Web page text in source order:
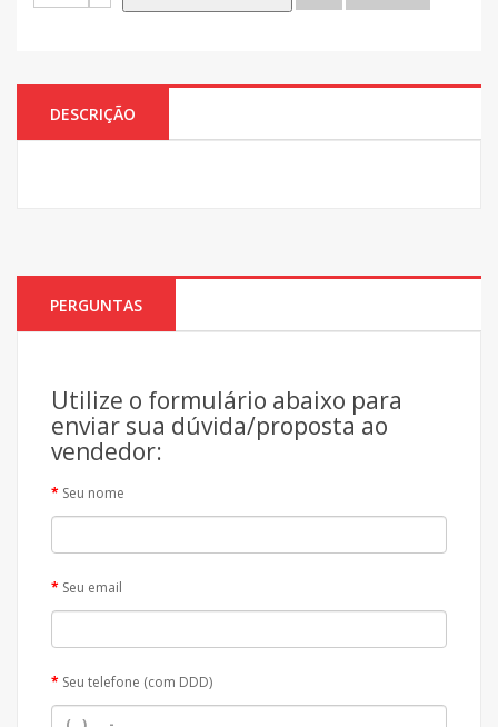
DESCRIÇÃO
PERGUNTAS
Utilize o formulário abaixo para
enviar sua dúvida/proposta ao
vendedor:
Seu nome
Seu email
Seu telefone (com DDD)